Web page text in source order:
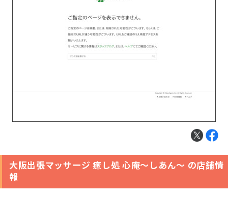
大阪出張マッサージ 癒し処 心庵～しあん～ の店舗情
報